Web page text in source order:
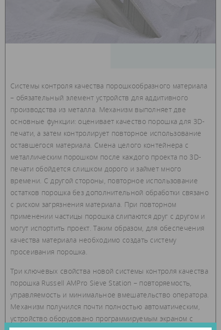
Системы контроля качества порошкообразного материала
– обязательный элемент устройств для аддитивного
производства из металла. Механизм выполняет две
основные функции: оценивает качество порошка для 3D-
печати, а затем контролирует повторное использование
оставшегося материала. Смена целого контейнера с
металлическим порошком после каждого проекта по 3D-
печати обойдется слишком дорого и займет много
времени. С другой стороны, повторное использование
остатков порошка без дополнительной обработки связано
с риском загрязнения материала. При повторном
применении частицы порошка слипаются друг с другом и
могут испортить проект. Таким образом, для обеспечения
качества материала необходимо создать систему
просеивания порошка.
Три ключевых свойства новой системы контроля качества
порошка Russell AMPro Sieve Station – повторяемость,
управляемость и минимальное вмешательство оператора.
Механизм получился почти полностью автоматическим,
устройство оборудовано программируемым экраном с